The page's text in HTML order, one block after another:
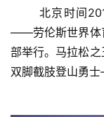
	北京时间2019年2月19日凌晨，全球体育最高荣誉
——劳伦斯世界体
部举行。马拉松
双脚截肢登山勇